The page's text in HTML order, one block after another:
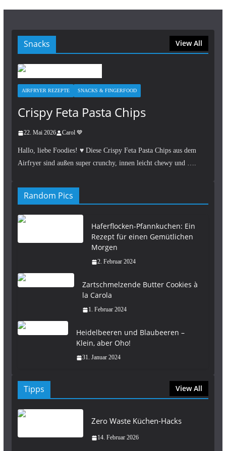
Snacks View All
AIRFRYER REZEPTE SNACKS & FINGERFOOD
Crispy Feta Pasta Chips
22. Mai 2026 Carol 💙
Hallo, liebe Foodies! ♥︎ Diese Crispy Feta Pasta Chips aus dem
Airfryer sind außen super crunchy, innen leicht chewy und ….
Random Pics
Haferflocken-Pfannkuchen: Ein
Rezept für einen Gemütlichen
Morgen
2. Februar 2024
Zartschmelzende Butter Cookies à
la Carola
1. Februar 2024
Heidelbeeren und Blaubeeren –
Klein, aber Oho!
31. Januar 2024
Tipps View All
Zero Waste Küchen-Hacks
14. Februar 2026